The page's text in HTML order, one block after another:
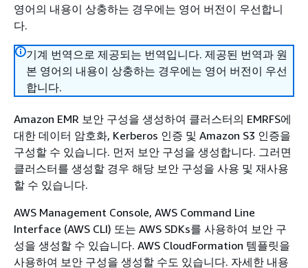
영어의 내용이 상충하는 경우에는 영어 버전이 우선합니
다.
기계 번역으로 제공되는 번역입니다. 제공된 번역과 원
본 영어의 내용이 상충하는 경우에는 영어 버전이 우선
합니다.
Amazon EMR 보안 구성을 생성하여 클러스터의 EMRFS에
대한 데이터 암호화, Kerberos 인증 및 Amazon S3 인증을
구성할 수 있습니다. 먼저 보안 구성을 생성합니다. 그러면
클러스터를 생성할 경우 해당 보안 구성을 사용 및 재사용
할 수 있습니다.
AWS Management Console, AWS Command Line
Interface (AWS CLI) 또는 AWS SDKs를 사용하여 보안 구
성을 생성할 수 있습니다. AWS CloudFormation 템플릿을
사용하여 보안 구성을 생성할 수도 있습니다. 자세한 내용